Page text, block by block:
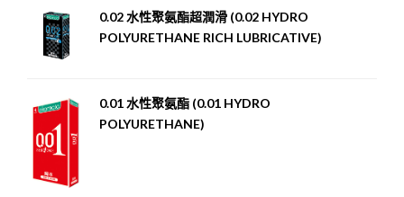
0.02 水性聚氨酯超潤滑 (0.02 HYDRO
POLYURETHANE RICH LUBRICATIVE)
0.01 水性聚氨酯 (0.01 HYDRO
POLYURETHANE)